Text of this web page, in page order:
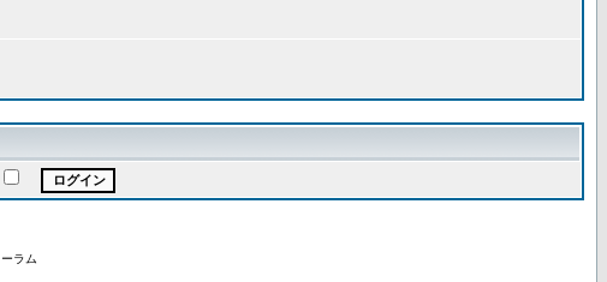
ラム